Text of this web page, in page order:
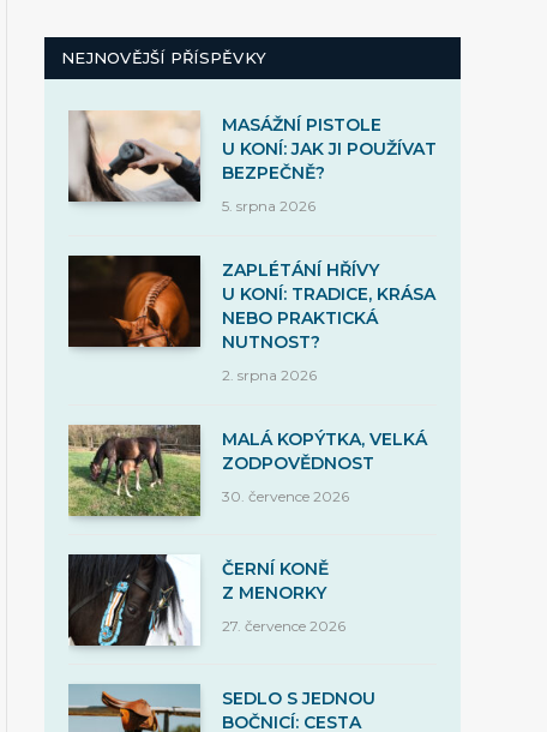
NEJNOVĚJŠÍ PŘÍSPĚVKY
MASÁŽNÍ PISTOLE
U KONÍ: JAK JI POUŽÍVAT
BEZPEČNĚ?
5. srpna 2026
ZAPLÉTÁNÍ HŘÍVY
U KONÍ: TRADICE, KRÁSA
NEBO PRAKTICKÁ
NUTNOST?
2. srpna 2026
MALÁ KOPÝTKA, VELKÁ
ZODPOVĚDNOST
30. července 2026
ČERNÍ KONĚ
Z MENORKY
27. července 2026
SEDLO S JEDNOU
BOČNICÍ: CESTA